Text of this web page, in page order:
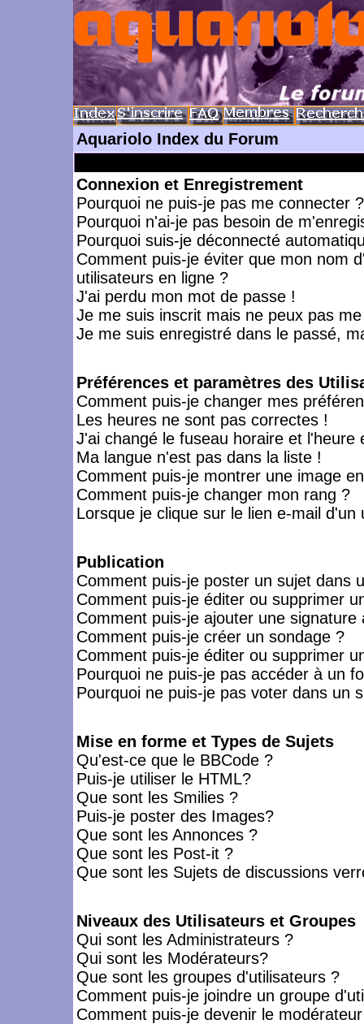
Aquariolo Index du Forum
Connexion et Enregistrement
Pourquoi ne puis-je pas me connecter ?
Pourquoi n'ai-je pas besoin de
Pourquoi suis-je déconnecté
Comment puis-je éviter que mon nom
utilisateurs en ligne ?
J'ai perdu mon mot de passe !
Je me suis inscrit mais ne peux pas
Je me suis enregistré dans le passé,
Préférences et paramètres des
Comment puis-je changer mes
Les heures ne sont pas correctes !
J'ai changé le fuseau horaire et l'heure
Ma langue n'est pas dans la liste !
Comment puis-je montrer une image
Comment puis-je changer mon rang ?
Lorsque je clique sur le lien e-mail
Publication
Comment puis-je poster un sujet dans
Comment puis-je éditer ou supprimer
Comment puis-je ajouter une signature
Comment puis-je créer un sondage ?
Comment puis-je éditer ou supprimer
Pourquoi ne puis-je pas accéder à un
Pourquoi ne puis-je pas voter dans un
Mise en forme et Types de Sujets
Qu'est-ce que le BBCode ?
Puis-je utiliser le HTML?
Que sont les Smilies ?
Puis-je poster des Images?
Que sont les Annonces ?
Que sont les Post-it ?
Que sont les Sujets de discussions
Niveaux des Utilisateurs et Groupes
Qui sont les Administrateurs ?
Qui sont les Modérateurs?
Que sont les groupes d'utilisateurs ?
Comment puis-je joindre un groupe
Comment puis-je devenir le